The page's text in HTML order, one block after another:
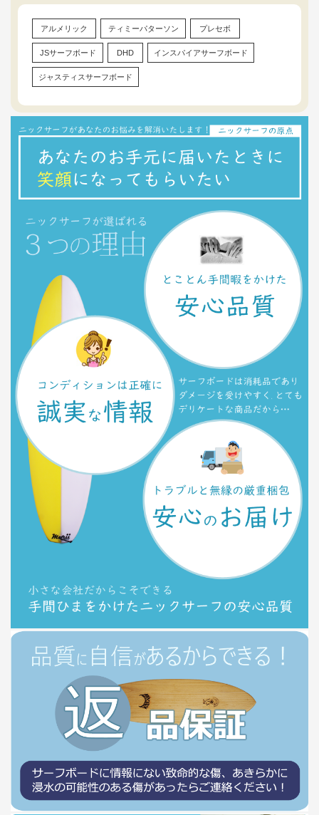
アルメリック ティミーパターソン プレセボ
JSサーフボード DHD インスパイアサーフボード
ジャスティスサーフボード